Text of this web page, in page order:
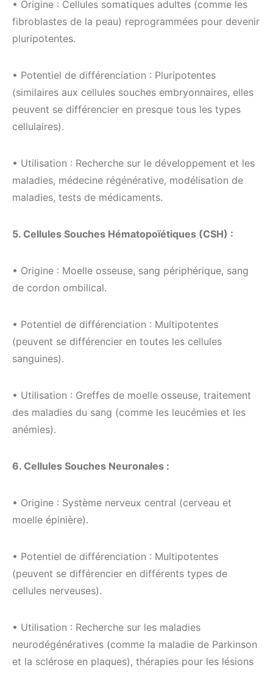
• Origine : Cellules somatiques adultes (comme les
fibroblastes de la peau) reprogrammées pour devenir
pluripotentes.
• Potentiel de différenciation : Pluripotentes
(similaires aux cellules souches embryonnaires, elles
peuvent se différencier en presque tous les types
cellulaires).
• Utilisation : Recherche sur le développement et les
maladies, médecine régénérative, modélisation de
maladies, tests de médicaments.
5. Cellules Souches Hématopoïétiques (CSH) :
• Origine : Moelle osseuse, sang périphérique, sang
de cordon ombilical.
• Potentiel de différenciation : Multipotentes
(peuvent se différencier en toutes les cellules
sanguines).
• Utilisation : Greffes de moelle osseuse, traitement
des maladies du sang (comme les leucémies et les
anémies).
6. Cellules Souches Neuronales :
• Origine : Système nerveux central (cerveau et
moelle épinière).
• Potentiel de différenciation : Multipotentes
(peuvent se différencier en différents types de
cellules nerveuses).
• Utilisation : Recherche sur les maladies
neurodégénératives (comme la maladie de Parkinson
et la sclérose en plaques), thérapies pour les lésions